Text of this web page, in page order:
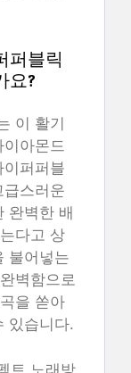
퍼블릭
요?
이 활기
아몬드
퍼퍼블
스러운
완벽한 배
다고 상
불어넣는
벽함으로
을 쏟아
있습니다.
트 노래방